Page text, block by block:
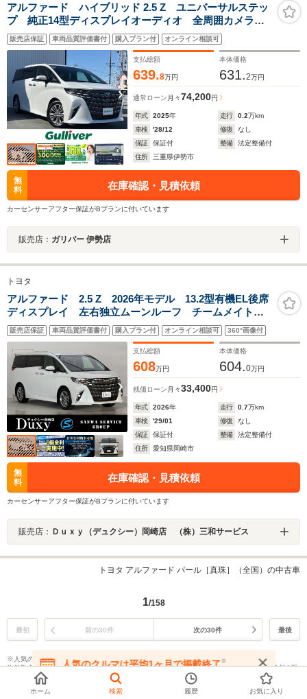
アルファード ハイブリッド 2.5 Z ユニバーサルステッ
プ 純正14型ディスプレイオーディオ 全周囲カメラ
デジタルインナーミラー ワイヤレス充電 前後ドライ
ブレコーダー AC100V ETC2.0 シートヒーター ベ
ンチレーション
販売店保証 車両品質評価書付 購入プラン付 オンライン相談可
支払総額
639.8万円
本体価格
631.2万円
通常ローン 月々74,200円
年式 2025年 走行 0.2万km
車検
'28/12 修復
なし
保証
保証付 整備
法定整備付
住所
三重県伊勢市
無
料
在庫確認・見積依頼
カーセンサーアフター保証がBプランに付いています
販売店： ガリバー 伊勢店
トヨタ
アルファード 2.5 Z 2026年モデル 13.2型有機EL後席
ディスプレイ 左右独立ムーンルーフ チームメイトア
ドバンストパーク カラーヘッドアップディスプレイ
デジタルインナーミラー ドライブレコーダー内蔵
AppleCarPlay ETC2.0
販売店保証 車両品質評価書付 購入プラン付 オンライン相談可 360°画像付
支払総額
608万円
本体価格
604.0万円
残価ローン 月々33,400円
年式 2026年 走行 0.7万km
車検
'29/01 修復
なし
保証
保証付 整備
法定整備付
住所
愛知県岡崎市
無
料
在庫確認・見積依頼
カーセンサーアフター保証がBプランに付いています
販売店： Ｄｕｘｙ（デュクシー）岡崎店 （株）三和サービス
トヨタ アルファード パール［真珠］（全国）の中古車
1/158
最初 前の30件 次の30件 最後
※人気のクルマは平均1ヶ月で掲載終了
物件数合計1万台以上のメーカー｜算出データ期間：2024年9月～11月｜内容：物件数合計1万
台以上のメーカーのうち、掲載が終了した物件数が1,000台以上の場合
人気のクルマは平均1ヶ月で掲載終了※
在庫が無くなる前にお問い合わせください
ホーム 検索 履歴 お気に入り